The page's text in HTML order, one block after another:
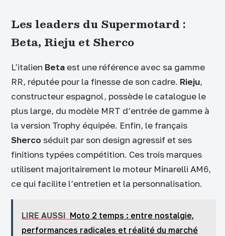
Les leaders du Supermotard :
Beta, Rieju et Sherco
L’italien Beta est une référence avec sa gamme
RR, réputée pour la finesse de son cadre. Rieju,
constructeur espagnol, possède le catalogue le
plus large, du modèle MRT d’entrée de gamme à
la version Trophy équipée. Enfin, le français
Sherco séduit par son design agressif et ses
finitions typées compétition. Ces trois marques
utilisent majoritairement le moteur Minarelli AM6,
ce qui facilite l’entretien et la personnalisation.
LIRE AUSSI Moto 2 temps : entre nostalgie,
performances radicales et réalité du marché